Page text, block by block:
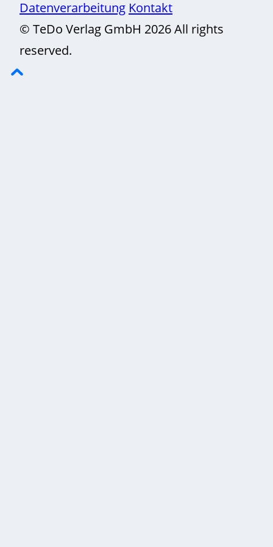
Datenverarbeitung Kontakt
© TeDo Verlag GmbH 2026 All rights
reserved.